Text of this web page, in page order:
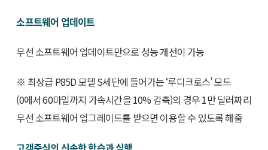
소프트웨어 업데이트
무선 소프트웨어 업데이트만으로 성능 개선이 가능
※ 최상급 P85D 모델 S세단에 들어가는 ‘루디크로스’ 모드
(0에서 60마일까지 가속시간을 10% 감축)의 경우 1만 달러짜리
무선 소프트웨어 업그레이드를 받으면 이용할 수 있도록 해줌